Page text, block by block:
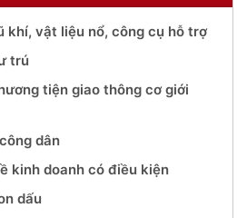
khí, vật liệu nổ, công cụ hỗ trợ
trú
tiện giao thông cơ giới
dân
kinh doanh có điều kiện
dấu